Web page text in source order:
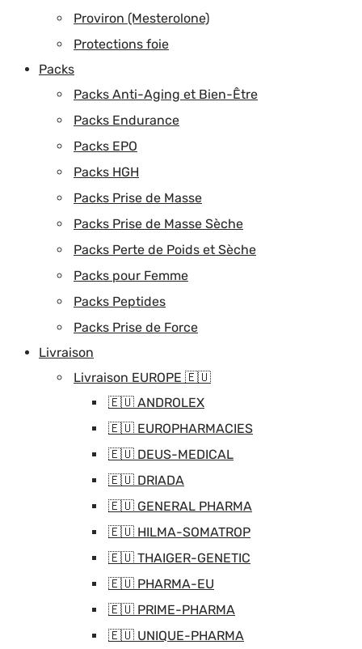
Proviron (Mesterolone)
Protections foie
Packs
Packs Anti-Aging et Bien-Être
Packs Endurance
Packs EPO
Packs HGH
Packs Prise de Masse
Packs Prise de Masse Sèche
Packs Perte de Poids et Sèche
Packs pour Femme
Packs Peptides
Packs Prise de Force
Livraison
Livraison EUROPE 🇪🇺
🇪🇺 ANDROLEX
🇪🇺 EUROPHARMACIES
🇪🇺 DEUS-MEDICAL
🇪🇺 DRIADA
🇪🇺 GENERAL PHARMA
🇪🇺 HILMA-SOMATROP
🇪🇺 THAIGER-GENETIC
🇪🇺 PHARMA-EU
🇪🇺 PRIME-PHARMA
🇪🇺 UNIQUE-PHARMA